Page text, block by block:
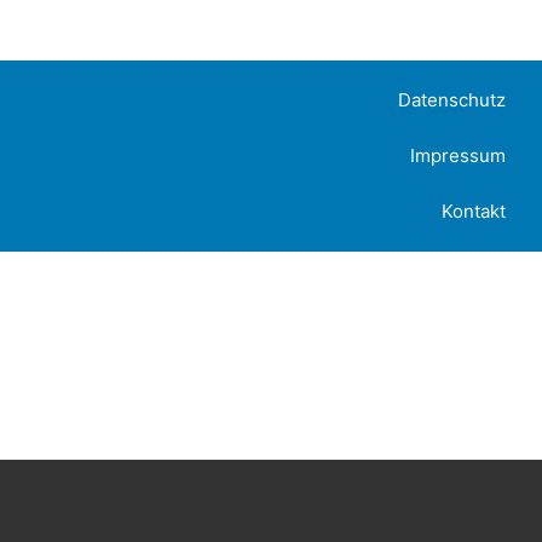
Datenschutz
Impressum
Kontakt